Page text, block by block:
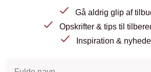
Gå aldrig glip af
Opskrifter & tips til
Inspiration &